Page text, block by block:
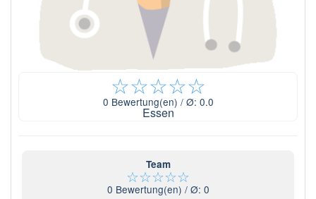
☆☆☆☆☆
0 Bewertung(en) / Ø: 0.0
Essen
Team
☆☆☆☆☆
0 Bewertung(en) / Ø: 0